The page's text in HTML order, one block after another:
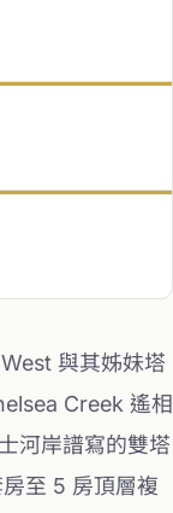
與其姊妹塔
Creek 遙相
河岸譜寫的雙塔
至 5 房頂層複